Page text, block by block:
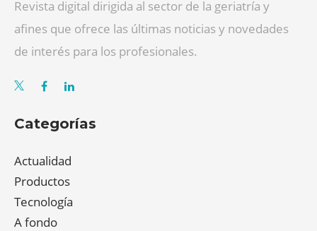
Revista digital dirigida al sector de la geriatría y
afines que ofrece las últimas noticias y novedades
de interés para los profesionales.
Categorías
Actualidad
Productos
Tecnología
A fondo